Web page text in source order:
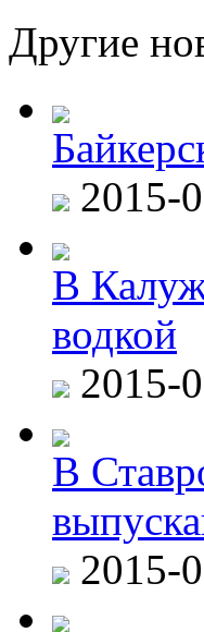
Другие
2015-
В
водкой
2015-
В
2015-